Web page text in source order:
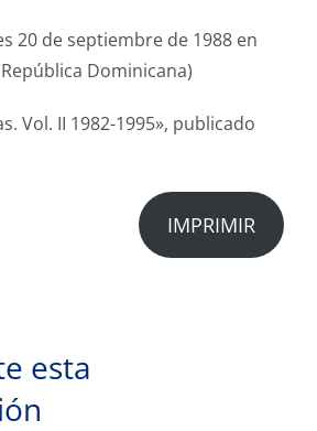
20 de septiembre de 1988 en
Dominicana)
Vol. II 1982-1995», publicado
IMPRIMIR
esta